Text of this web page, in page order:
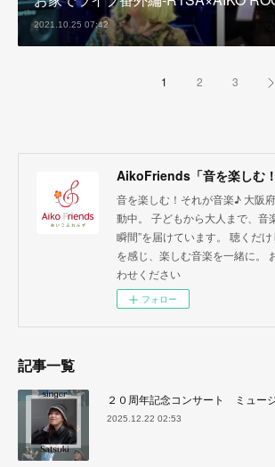
2021.10.25 07:42
1 2 3
AikoFriends「音を楽しむ
音を楽しむ！それが音楽♪ 大阪
動中。 子どもから大人まで、音
瞬間”を届けています。 聴くだ
を感じ、楽しむ音楽を一緒に。
わせください
フォロー
記事一覧
２０周年記念コンサート ミュー
2025.12.22 02:53